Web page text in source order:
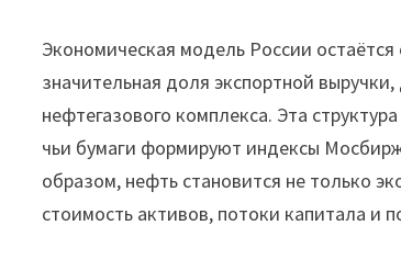
Экономическая модель России
значительная доля экспортной
нефтегазового комплекса. Эта
чьи бумаги формируют индексы
образом, нефть становится не только
стоимость активов, потоки капитала и